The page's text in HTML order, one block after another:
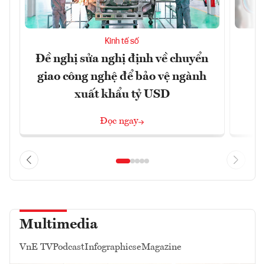
Kinh tế số
Đề nghị sửa nghị định về chuyển
giao công nghệ để bảo vệ ngành
xuất khẩu tỷ USD
Đọc ngay
Multimedia
VnE TVPodcastInfographicseMagazine